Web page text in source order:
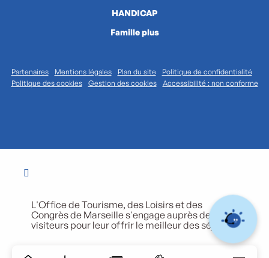
HANDICAP
Famille plus
Partenaires Mentions légales Plan du site
Politique de confidentialité
Politique des cookies
Gestion des cookies Accessibilité : non conforme
L'Office de Tourisme, des Loisirs et des
Congrès de Marseille s'engage auprès de ses
visiteurs pour leur offrir le meilleur des séjours.